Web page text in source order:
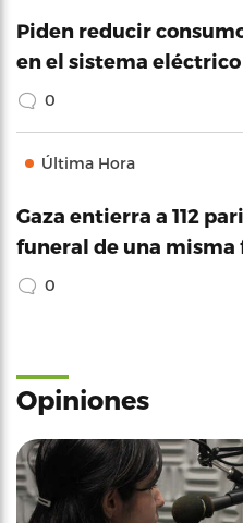
Piden reducir
en el sistema eléctrico
0
Última Hora
Gaza entierra a 112
funeral de una misma
0
Opiniones